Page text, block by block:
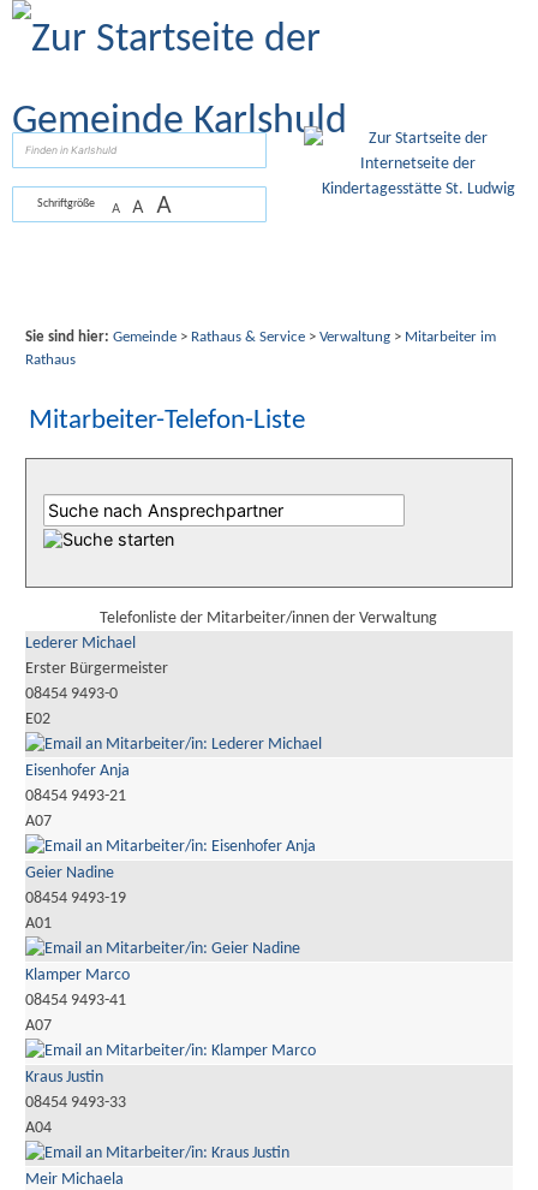
Zum Inhalt
Schriftgröße A A A
Sie sind hier: Gemeinde> Rathaus & Service> Verwaltung> Mitarbeiter im
Rathaus
Mitarbeiter-Telefon-Liste
Telefonliste der Mitarbeiter/innen der Verwaltung
Lederer Michael
Erster Bürgermeister
08454 9493-0
E02
Eisenhofer Anja
08454 9493-21
A07
Geier Nadine
08454 9493-19
A01
Klamper Marco
08454 9493-41
A07
Kraus Justin
08454 9493-33
A04
Meir Michaela